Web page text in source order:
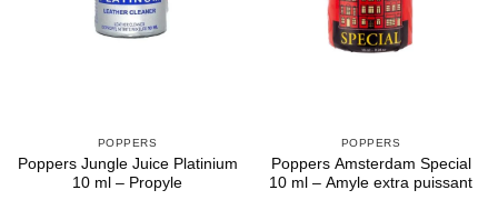
POPPERS
Poppers Jungle Juice Platinium
10 ml – Propyle
POPPERS
Poppers Amsterdam Special
10 ml – Amyle extra puissant